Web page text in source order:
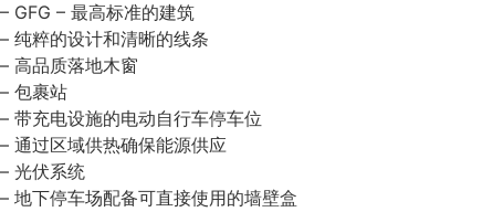
– GFG – 最高标准的建筑
– 纯粹的设计和清晰的线条
– 高品质落地木窗
– 包裹站
– 带充电设施的电动自行车停车位
– 通过区域供热确保能源供应
– 光伏系统
– 地下停车场配备可直接使用的墙壁盒